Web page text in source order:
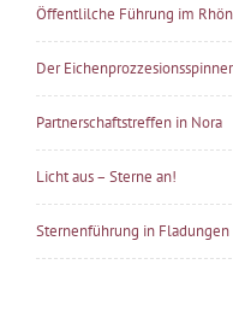
Öffentlilche Führung im
Der Eichenprozzesionsspinner
Partnerschaftstreffen in Nora
Licht aus – Sterne an!
Sternenführung in Fladungen